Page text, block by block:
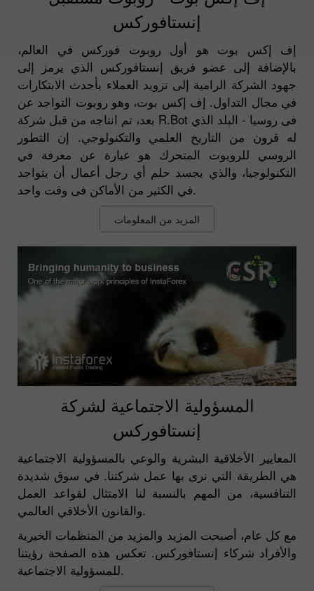
إنستافوركس
إف إكس بوت هو أول روبوت فوركس في العالم،
بالإضافة إلى عضو فريق إنستافوركس الذي يرمز إلى
جهود الشركة الرامية إلى تزويد العملاء بأحدث الابتكارات
في مجال التداول. إف إكس بوت، وهو روبوت التواجد عن
بعد، تم انتاجه من قبل شركة R.Bot فى روسيا - البلد الذي
له قرون من التاريخ العلمي والتكنولوجي. إن التطور
الروسي للروبوت المتحرك هو عبارة عن معرفة في
التكنولوجيا، والذي يجسد حلم أي رجل أعمال أن يتواجد
في الكثير من الأماكن فى وقت واحد.
المزيد من المعلومات
المسؤولية الاجتماعية لشركة
إنستافوركس
المعايير الأخلاقية البشرية والوعي بالمسؤولية الاجتماعية
هي الطريقة التي نرى بها عمل شركتنا. في سوق شديدة
التنافسية، من المهم بالنسبة لنا الامتثال لقواعد العمل
والقانون الأخلاقي العالمي.
مع كل عام، أصبحت المزيد والمزيد من المنظمات الخيرية
والأفراد شركاء إنستافوركس. تعكس هذه الصفحة رؤيتنا
للمسؤولية الاجتماعية.